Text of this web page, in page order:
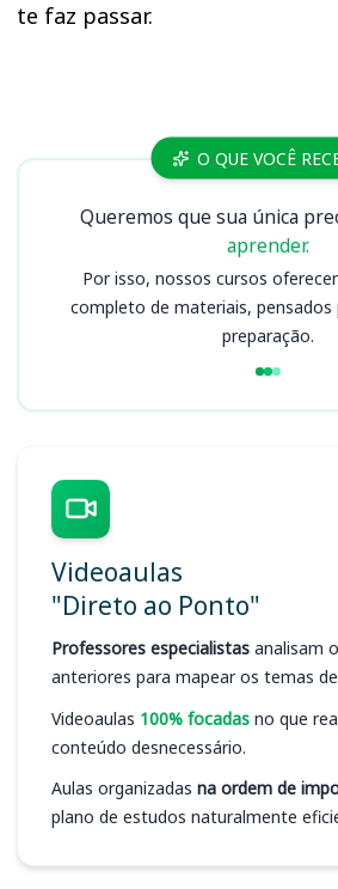
te faz passar.
Cursos AL RNO QUE VOCÊ
Queremos que sua única
aprender.
Por isso, nossos cursos
completo de materiais, pensados
preparação.
Videoaulas
"Direto ao Ponto"
Professores especialistas analisam
anteriores para mapear os temas
Videoaulas 100% focadas no que
conteúdo desnecessário.
Aulas organizadas na ordem de
plano de estudos naturalmente